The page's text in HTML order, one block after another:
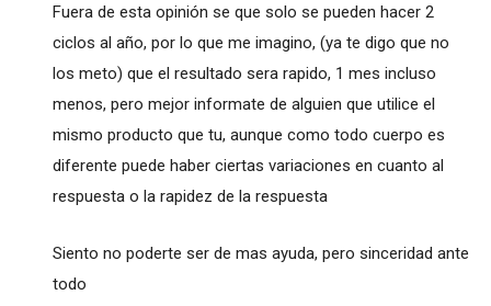
Fuera de esta opinión se que solo se pueden hacer 2
ciclos al año, por lo que me imagino, (ya te digo que no
los meto) que el resultado sera rapido, 1 mes incluso
menos, pero mejor informate de alguien que utilice el
mismo producto que tu, aunque como todo cuerpo es
diferente puede haber ciertas variaciones en cuanto al
respuesta o la rapidez de la respuesta
Siento no poderte ser de mas ayuda, pero sinceridad ante
todo